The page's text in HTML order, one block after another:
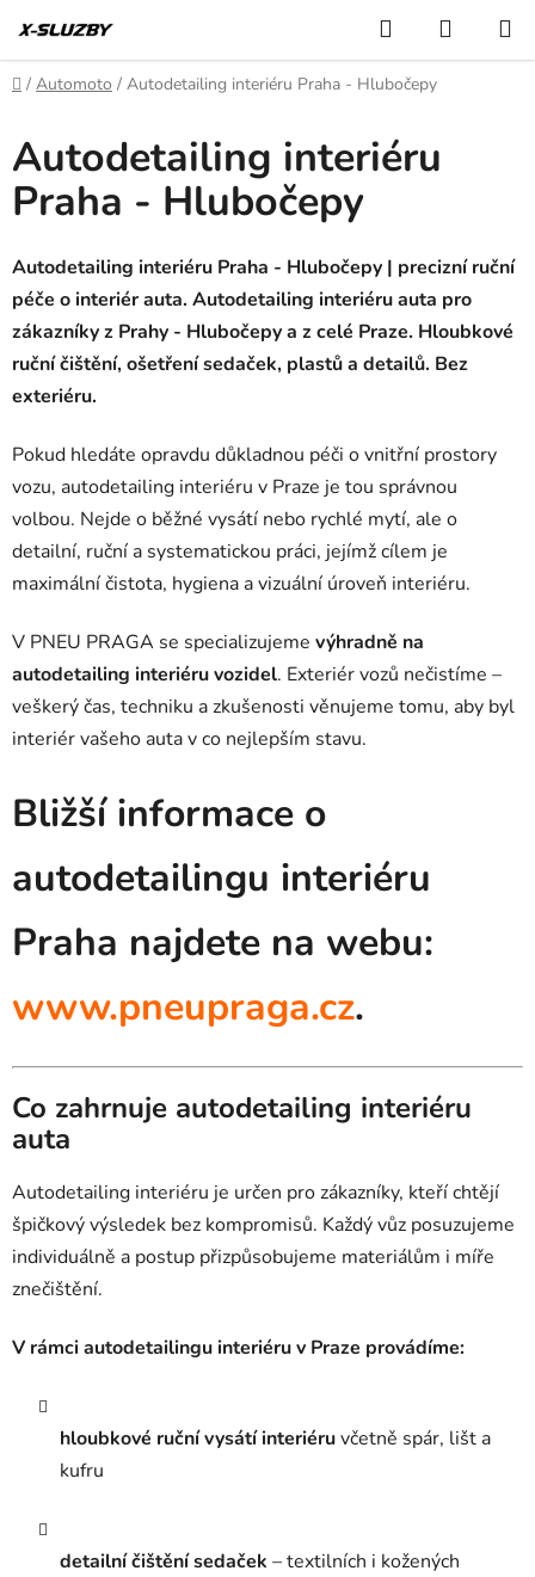
na
obsah
Hledat
KOŠÍK
Domů
/ Automoto / Autodetailing interiéru Praha - Hlubočepy
Autodetailing interiéru
Praha - Hlubočepy
Autodetailing interiéru Praha - Hlubočepy | precizní ruční
péče o interiér auta. Autodetailing interiéru auta pro
zákazníky z Prahy - Hlubočepy a z celé Praze. Hloubkové
ruční čištění, ošetření sedaček, plastů a detailů. Bez
exteriéru.
Pokud hledáte opravdu důkladnou péči o vnitřní prostory
vozu, autodetailing interiéru v Praze je tou správnou
volbou. Nejde o běžné vysátí nebo rychlé mytí, ale o
detailní, ruční a systematickou práci, jejímž cílem je
maximální čistota, hygiena a vizuální úroveň interiéru.
V PNEU PRAGA se specializujeme výhradně na
autodetailing interiéru vozidel. Exteriér vozů nečistíme –
veškerý čas, techniku a zkušenosti věnujeme tomu, aby byl
interiér vašeho auta v co nejlepším stavu.
Bližší informace o
autodetailingu interiéru
Praha najdete na webu:
www.pneupraga.cz.
Co zahrnuje autodetailing interiéru
auta
Autodetailing interiéru je určen pro zákazníky, kteří chtějí
špičkový výsledek bez kompromisů. Každý vůz posuzujeme
individuálně a postup přizpůsobujeme materiálům i míře
znečištění.
V rámci autodetailingu interiéru v Praze provádíme:
hloubkové ruční vysátí interiéruvčetně spár, lišt a
kufru
detailní čištění sedaček – textilních i kožených